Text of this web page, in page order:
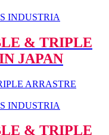
INDUSTRIA
& TRIPLE
JAPAN
INDUSTRIA
& TRIPLE